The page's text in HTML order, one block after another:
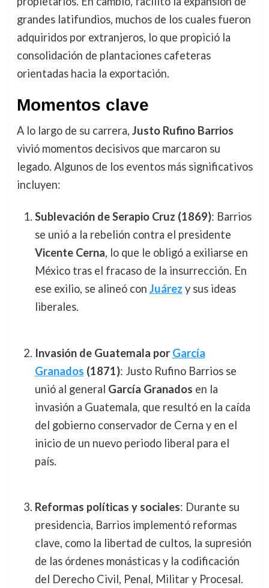
grandes latifundios, muchos de los cuales fueron
adquiridos por extranjeros, lo que propició la
consolidación de plantaciones cafeteras
orientadas hacia la exportación.
Momentos clave
A lo largo de su carrera, Justo Rufino Barrios
vivió momentos decisivos que marcaron su
legado. Algunos de los eventos más significativos
incluyen:
Sublevación de Serapio Cruz (1869): Barrios
se unió a la rebelión contra el presidente
Vicente Cerna, lo que le obligó a exiliarse en
México tras el fracaso de la insurrección. En
ese exilio, se alineó con Juárez y sus ideas
liberales.
Invasión de Guatemala por García
Granados (1871): Justo Rufino Barrios se
unió al general García Granados en la
invasión a Guatemala, que resultó en la caída
del gobierno conservador de Cerna y en el
inicio de un nuevo periodo liberal para el
país.
Reformas políticas y sociales: Durante su
presidencia, Barrios implementó reformas
clave, como la libertad de cultos, la supresión
de las órdenes monásticas y la codificación
del Derecho Civil, Penal, Militar y Procesal.